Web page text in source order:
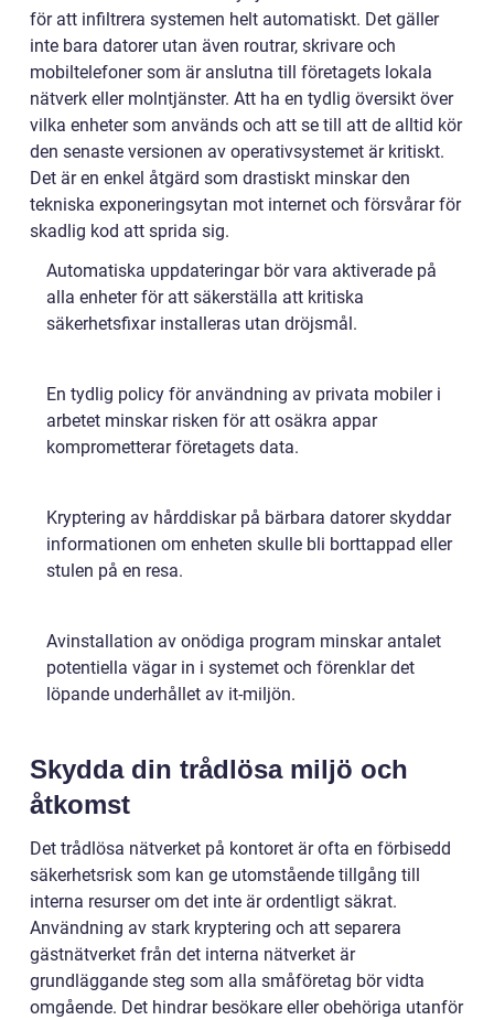
för att infiltrera systemen helt automatiskt. Det gäller
inte bara datorer utan även routrar, skrivare och
mobiltelefoner som är anslutna till företagets lokala
nätverk eller molntjänster. Att ha en tydlig översikt över
vilka enheter som används och att se till att de alltid kör
den senaste versionen av operativsystemet är kritiskt.
Det är en enkel åtgärd som drastiskt minskar den
tekniska exponeringsytan mot internet och försvårar för
skadlig kod att sprida sig.
Automatiska uppdateringar bör vara aktiverade på
alla enheter för att säkerställa att kritiska
säkerhetsfixar installeras utan dröjsmål.
En tydlig policy för användning av privata mobiler i
arbetet minskar risken för att osäkra appar
komprometterar företagets data.
Kryptering av hårddiskar på bärbara datorer skyddar
informationen om enheten skulle bli borttappad eller
stulen på en resa.
Avinstallation av onödiga program minskar antalet
potentiella vägar in i systemet och förenklar det
löpande underhållet av it-miljön.
Skydda din trådlösa miljö och
åtkomst
Det trådlösa nätverket på kontoret är ofta en förbisedd
säkerhetsrisk som kan ge utomstående tillgång till
interna resurser om det inte är ordentligt säkrat.
Användning av stark kryptering och att separera
gästnätverket från det interna nätverket är
grundläggande steg som alla småföretag bör vidta
omgående. Det hindrar besökare eller obehöriga utanför